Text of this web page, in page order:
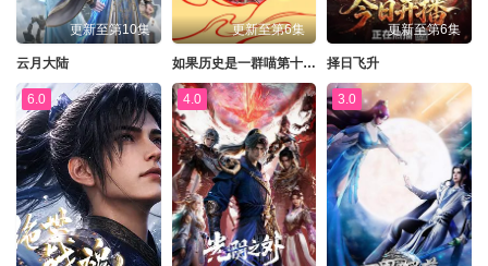
更新至第10集
云月大陆
更新至第6集
如果历史是一群喵第十三季
更新至第6集
择日飞升
6.0 4.0 3.0